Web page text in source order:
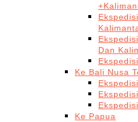
Dan
Ke Bali Nusa
Ke Papua